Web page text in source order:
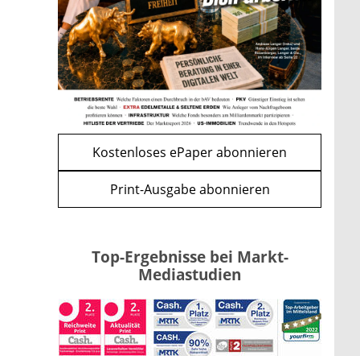
WEITERE ARTIKEL
zurückweiter
Apple-Aktie nach
Quartalszahlen: Ist der
Kursrückgang jetzt eine
Kaufchance?
mehr
Kostenloses ePaper abonnieren
Print-Ausgabe abonnieren
Top-Ergebnisse bei Markt-
Mediastudien